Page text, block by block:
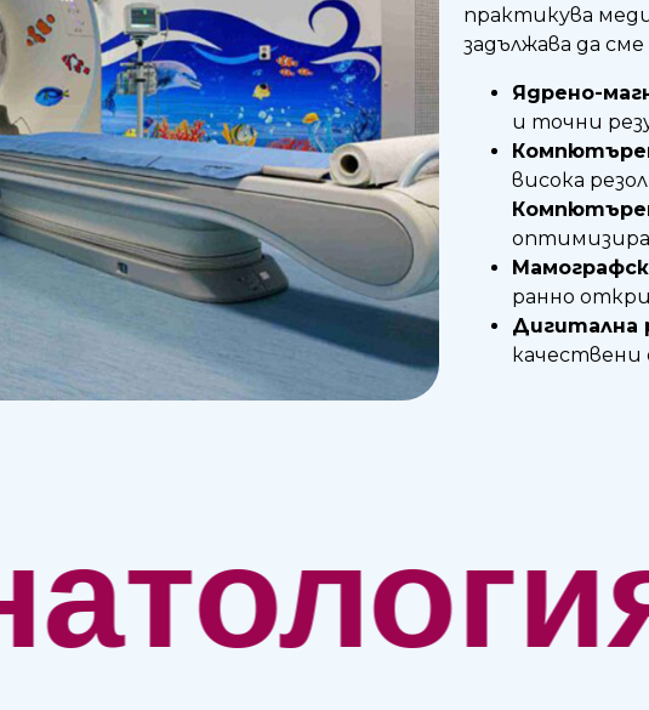
практикува
задължава да
Ядрено-
и точни
висока
ранно
Дигитална
качествени